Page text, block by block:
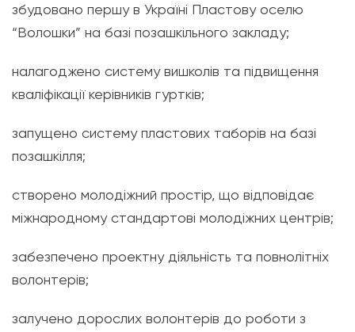
збудовано першу в Україні Пластову оселю
“Волошки” на базі позашкільного закладу;
налагоджено систему вишколів та підвищення
кваліфікації керівників гуртків;
запущено систему пластових таборів на базі
позашкілля;
створено молодіжний простір, що відповідає
міжнародному стандартові молодіжних центрів;
забезпечено проектну діяльність та повнолітніх
волонтерів;
залучено дорослих волонтерів до роботи з